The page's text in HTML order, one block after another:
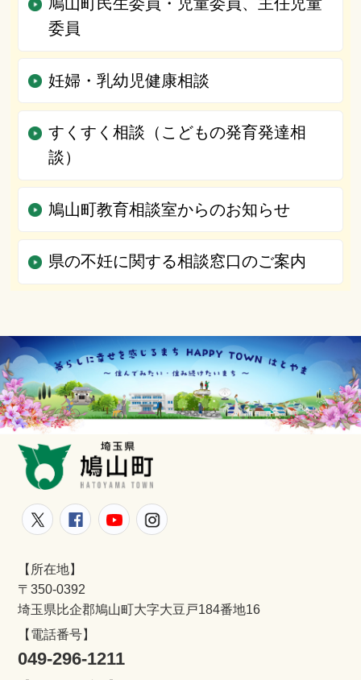
委員
妊婦・乳幼児健康相談
すくすく相談（こどもの発育発達相
談）
鳩山町教育相談室からのお知らせ
県の不妊に関する相談窓口のご案内
鳩山町公式Twitter
鳩山町公式Facebook
鳩山町公式YouTube
【所在地】
〒350-0392
埼玉県比企郡鳩山町大字大豆戸184番地16
【電話番号】
049-296-1211